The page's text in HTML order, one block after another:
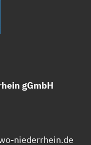
gGmbH
niederrhein.de